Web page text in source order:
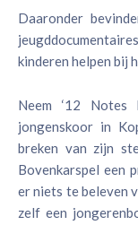
Daaronder
kinderen helpen bij
Neem ‘12
jongenskoor in
breken van zijn
Bovenkarspel een
er niets te beleven
zelf een